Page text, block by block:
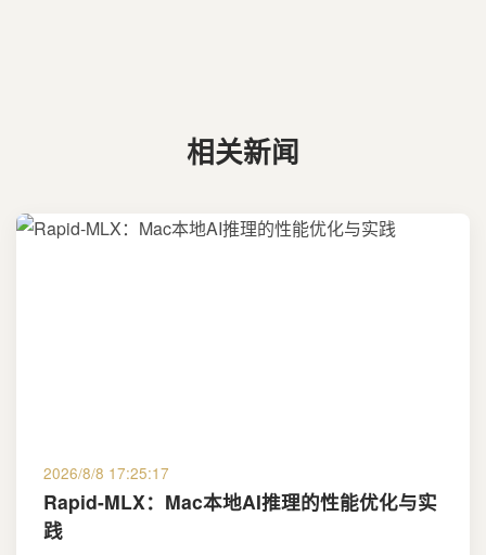
相关新闻
2026/8/8 17:25:17
Rapid-MLX：Mac本地AI推理的性能优化与实
践